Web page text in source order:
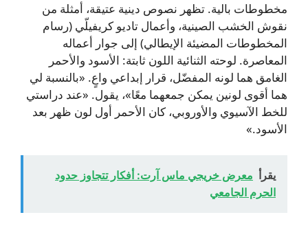
مخطوطات بالية. تظهر نصوص دينية عتيقة، أمثلة من
نقوش الخشب الصينية، وأعمال تاديو كريفيلّي (رسام
المخطوطات المضيئة الإيطالي) إلى جوار أعماله
المعاصرة. لوحته الثنائية اللون ثابتة: الأسود والأحمر
الغامق هما لونه المفضّل، قرار إبداعي واعٍ. «بالنسبة لي
هما أقوى لونين يمكن جمعهما معًا»، يقول. «عند دراستي
للخط الآسيوي والأوروبي، كان الأحمر أول لون ظهر بعد
الأسود.»
يقرأ معرض خريجي ماس آرت: أفكار تتجاوز حدود
الحرم الجامعي